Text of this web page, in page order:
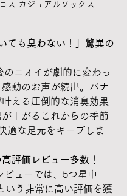
ス カジュアルソックス
ても臭わない！」驚異の
のニオイが劇的に変わっ
感動のお声が続出。バナ
叶える圧倒的な消臭効果
が上がるこれからの季節
適な足元をキープしま
評価レビュー多数！
ビューでは、5つ星中
いう非常に高い評価を獲